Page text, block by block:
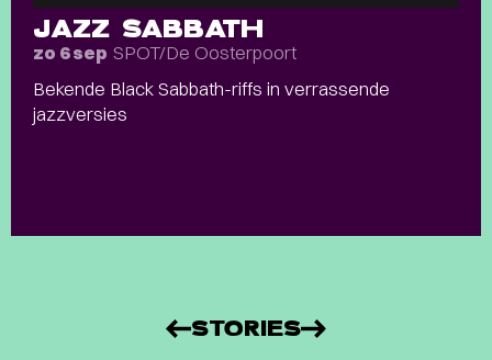
JAZZ SABBATH
zo 6 sep SPOT/De Oosterpoort
Bekende Black Sabbath-riffs in verrassende
jazzversies
STORIES